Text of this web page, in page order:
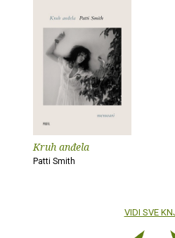
Kruh anđela
Patti Smith
VIDI SVE